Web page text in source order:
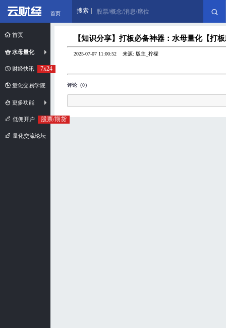
首页
水母量化
财经快讯 7x24
量化交易学院
更多功能
低佣开户 股票/期货
量化交流论坛
首页 搜索 股票/概念/消息/席位
【知识分享】打板必备神器：水母量化【打
评论（0）